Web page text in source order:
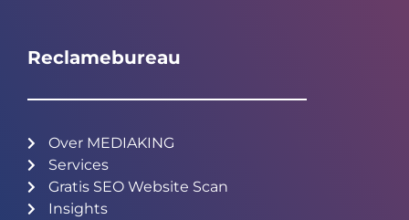
Reclamebureau
Over MEDIAKING
Services
Gratis SEO Website Scan
Insights